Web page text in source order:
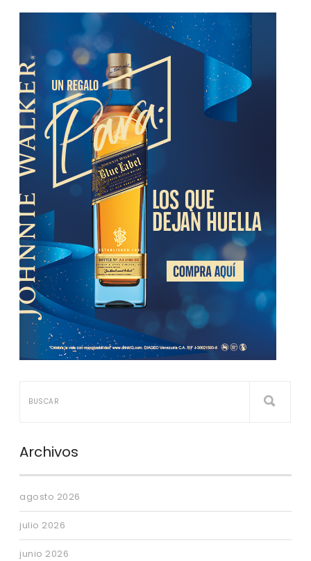
Archivos
agosto 2026
julio 2026
junio 2026